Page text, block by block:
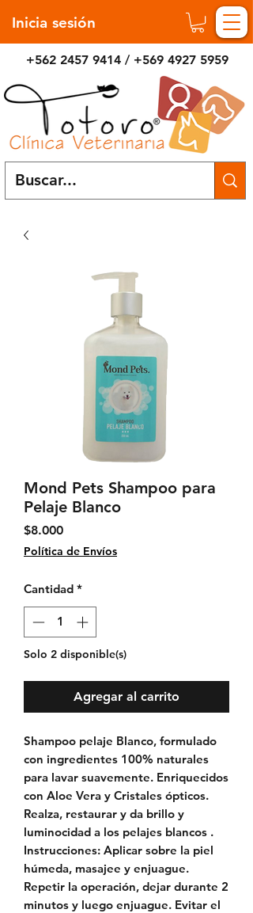
Inicia sesión
+562 2457 9414 / +569 4927 5959
Mond Pets Shampoo para
Pelaje Blanco
$8.000Precio
Política de Envíos
Cantidad *
Solo 2 disponible(s)
Agregar al carrito
Shampoo pelaje Blanco, formulado
con ingredientes 100% naturales
para lavar suavemente. Enriquecidos
con Aloe Vera y Cristales ópticos.
Realza, restaurar y da brillo y
luminocidad a los pelajes blancos .
Instrucciones: Aplicar sobre la piel
húmeda, masajee y enjuague.
Repetir la operación, dejar durante 2
minutos y luego enjuague. Evitar el